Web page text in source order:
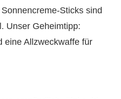
Sticks sind
Unser Geheimtipp:
eine Allzweckwaffe für